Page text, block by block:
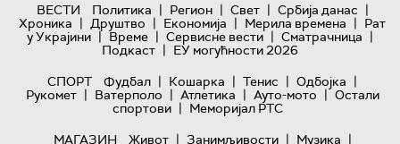
ВЕСТИ Политика | Регион | Свет | Србија данас |
Хроника | Друштво | Економија | Мерила времена | Рат
у Украјини | Време | Сервисне вести | Сматрачница |
Подкаст | ЕУ могућности 2026
СПОРТ
Фудбал | Кошарка | Тенис | Одбојка |
Рукомет | Ватерполо | Атлетика | Ауто-мото | Остали
спортови | Меморијал РТС
МАГАЗИН
Живот | Занимљивости | Музика |